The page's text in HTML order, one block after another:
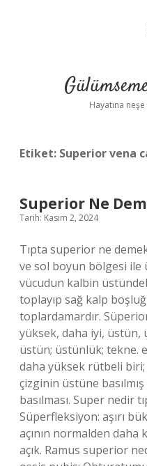
Hayatına
Etiket: Superior vena
Superior Ne
Tarih: Kasım 2, 2024
Tıpta superior ne
ve sol boyun bölgesi
vücudun kalbin
toplayıp sağ kalp
toplardamardır.
yüksek, daha iyi, üstün,
üstün; üstünlük; tekne.
daha yüksek rütbeli
çizginin üstüne
basılması. Super nedir
Süperfleksiyon: aşırı
açının normalden daha
açık. Ramus superior